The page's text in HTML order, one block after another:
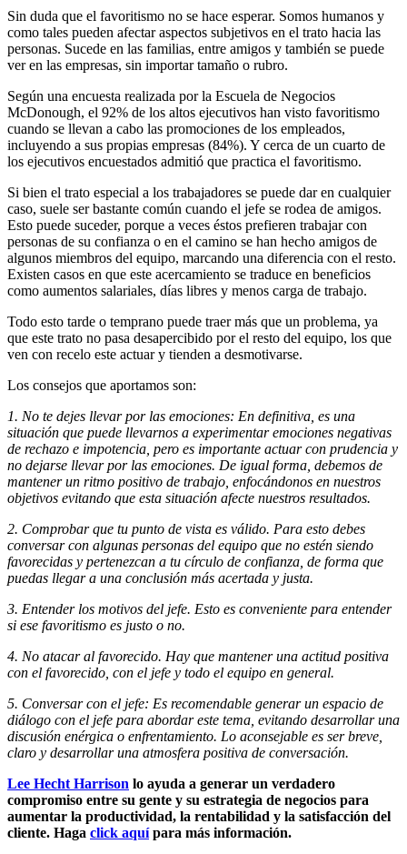
Sin duda que el favoritismo no se hace esperar. Somos humanos y
como tales pueden afectar aspectos subjetivos en el trato hacia las
personas. Sucede en las familias, entre amigos y también se puede
ver en las empresas, sin importar tamaño o rubro.
Según una encuesta realizada por la Escuela de Negocios
McDonough, el 92% de los altos ejecutivos han visto favoritismo
cuando se llevan a cabo las promociones de los empleados,
incluyendo a sus propias empresas (84%). Y cerca de un cuarto de
los ejecutivos encuestados admitió que practica el favoritismo.
Si bien el trato especial a los trabajadores se puede dar en cualquier
caso, suele ser bastante común cuando el jefe se rodea de amigos.
Esto puede suceder, porque a veces éstos prefieren trabajar con
personas de su confianza o en el camino se han hecho amigos de
algunos miembros del equipo, marcando una diferencia con el resto.
Existen casos en que este acercamiento se traduce en beneficios
como aumentos salariales, días libres y menos carga de trabajo.
Todo esto tarde o temprano puede traer más que un problema, ya
que este trato no pasa desapercibido por el resto del equipo, los que
ven con recelo este actuar y tienden a desmotivarse.
Los consejos que aportamos son:
1. No te dejes llevar por las emociones: En definitiva, es una
situación que puede llevarnos a experimentar emociones negativas
de rechazo e impotencia, pero es importante actuar con prudencia y
no dejarse llevar por las emociones. De igual forma, debemos de
mantener un ritmo positivo de trabajo, enfocándonos en nuestros
objetivos evitando que esta situación afecte nuestros resultados.
2. Comprobar que tu punto de vista es válido. Para esto debes
conversar con algunas personas del equipo que no estén siendo
favorecidas y pertenezcan a tu círculo de confianza, de forma que
puedas llegar a una conclusión más acertada y justa.
3. Entender los motivos del jefe. Esto es conveniente para entender
si ese favoritismo es justo o no.
4. No atacar al favorecido. Hay que mantener una actitud positiva
con el favorecido, con el jefe y todo el equipo en general.
5. Conversar con el jefe: Es recomendable generar un espacio de
diálogo con el jefe para abordar este tema, evitando desarrollar una
discusión enérgica o enfrentamiento. Lo aconsejable es ser breve,
claro y desarrollar una atmosfera positiva de conversación.
Lee Hecht Harrison lo ayuda a generar un verdadero
compromiso entre su gente y su estrategia de negocios para
aumentar la productividad, la rentabilidad y la satisfacción del
cliente. Haga click aquípara más información.